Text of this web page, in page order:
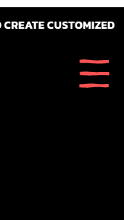
CUSTOMIZED